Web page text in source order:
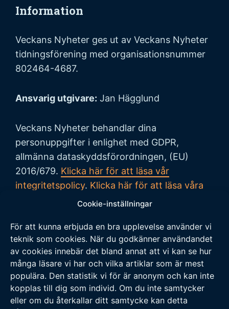
Cookie-inställningar
För att kunna erbjuda en bra upplevelse använder vi
teknik som cookies. När du godkänner användandet
av cookies innebär det bland annat att vi kan se hur
många läsare vi har och vilka artiklar som är mest
populära. Den statistik vi för är anonym och kan inte
kopplas till dig som individ. Om du inte samtycker
eller om du återkallar ditt samtycke kan detta
Information
Veckans Nyheter ges ut av Veckans Nyheter
tidningsförening med organisationsnummer
802464-4687.
Ansvarig utgivare: Jan Hägglund
Veckans Nyheter behandlar dina
personuppgifter i enlighet med GDPR,
allmänna dataskyddsförordningen, (EU)
2016/679. Klicka här för att läsa vår
integritetspolicy. Klicka här för att läsa våra
allmänna villkor vid köp.
Tipsa oss
Vi tar tacksamt emot tips på nyheter och
händelser som vi borde skriva om. Skicka ditt
tips till följande adress:
tipsa@veckansnyheter.se